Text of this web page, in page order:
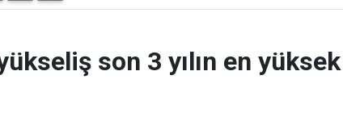
son 3 yılın en yüksek